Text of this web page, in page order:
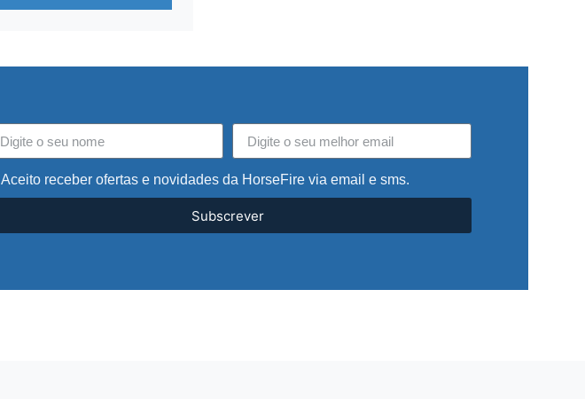
Aceito receber ofertas e novidades da HorseFire via email e sms.
Subscrever